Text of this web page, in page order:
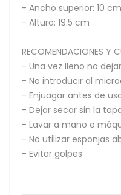
- Ancho superior: 10 cm
- Altura: 19.5 cm
RECOMENDACIONES Y
- Una vez lleno no
- No introducir al
- Enjuagar antes de
- Dejar secar sin la
- Lavar a mano o
- No utilizar esponjas
- Evitar golpes